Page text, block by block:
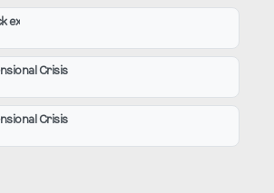
ex
Crisis
Crisis